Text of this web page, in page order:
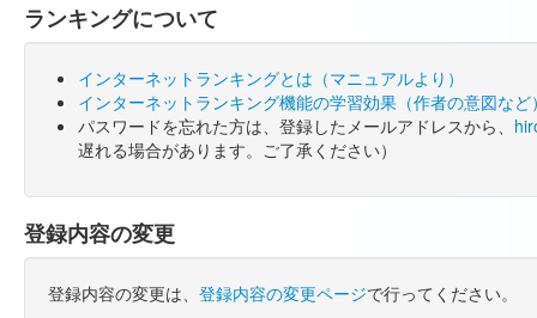
ランキングについて
インターネットランキングとは（マニュアルより）
インターネットランキング機能の学習効果（作者の意図など
パスワードを忘れた方は、登録したメールアドレスから、
遅れる場合があります。ご了承ください）
登録内容の変更
登録内容の変更は、 登録内容の変更ページで行ってください。